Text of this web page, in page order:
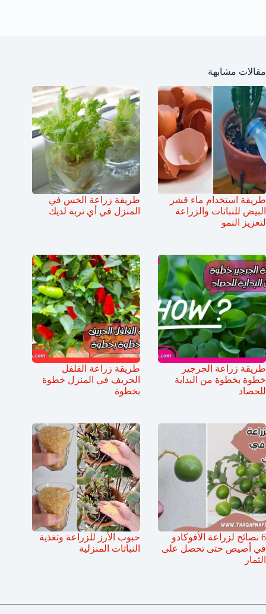
مقالات مشابهة
طريقة استخدام ماء قشر
البيض للنباتات والزراعة
لتعزيز النمو
طريقة زراعة الخس في
المنزل في أي تربة لديك
طريقة زراعة الجرجير
خطوة بخطوة من البداية
للحصاد
طريقة زراعة الفلفل
الحريف في المنزل خطوة
بخطوة
6 نصائح لزراعة الأفوكادو
في أصيص حتى تحصل على
الثمار
حبوب الأرز للزراعة وتغذية
النباتات المنزلية